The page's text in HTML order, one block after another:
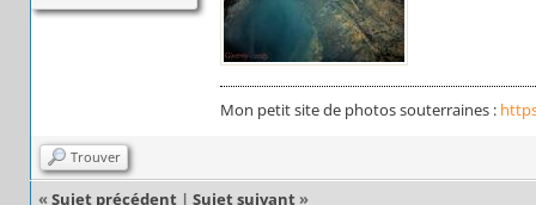
Mon petit site de photos souterraines :
Trouver
« Sujet précédent | Sujet suivant »